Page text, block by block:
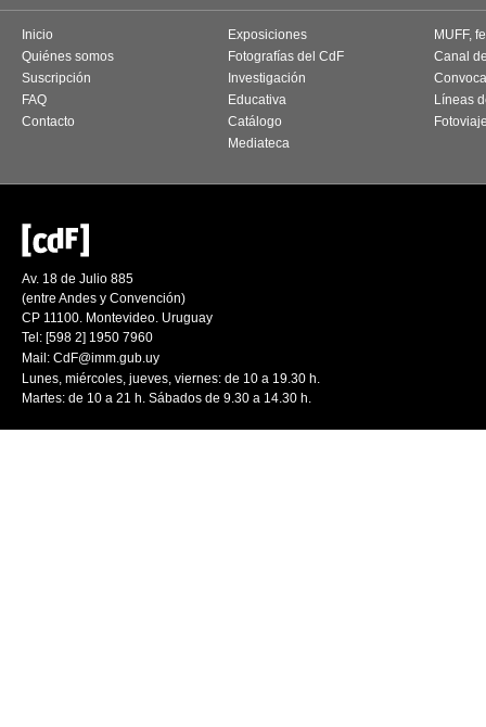
Inicio
Quiénes somos
Suscripción
FAQ
Contacto
Exposiciones
Fotografías del CdF
Investigación
Educativa
Catálogo
Mediateca
MUFF,
Canal
Líneas
Av. 18 de Julio 885
(entre Andes y Convención)
CP 11100. Montevideo. Uruguay
Tel: [598 2] 1950 7960
Mail: CdF@imm.gub.uy
Lunes, miércoles, jueves, viernes: de 10 a 19.30 h.
Martes: de 10 a 21 h. Sábados de 9.30 a 14.30 h.